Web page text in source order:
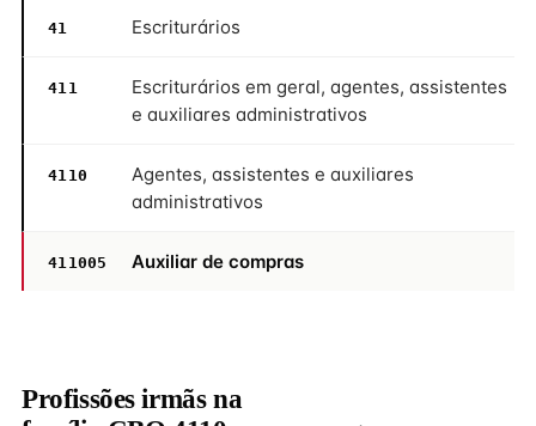
41 Escriturários
411
Escriturários em geral, agentes, assistentes
e auxiliares administrativos
4110
Agentes, assistentes e auxiliares
administrativos
411005 Auxiliar de compras
Profissões irmãs na